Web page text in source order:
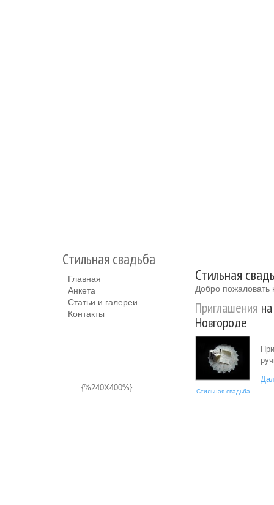
Стильная свадьба
Главная
Анкета
Статьи и галереи
Контакты
{%240X400%}
Стильная
Добро пожаловать
Приглашения
Новгороде
Стильная свадьба